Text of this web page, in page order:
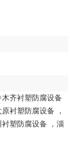
木齐衬塑防腐设备
原衬塑防腐设备 ，
衬塑防腐设备 ，淄